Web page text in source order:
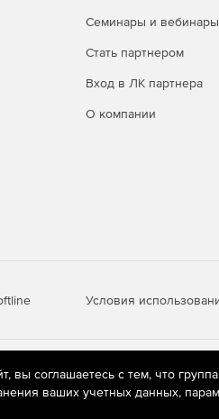
Семинары и вебинары
Стать партнером
Вход в ЛК партнера
О компании
Условия
технологии
сети «Интернет»,
вы соглашаетесь с тем, что
ваших учетных данных,